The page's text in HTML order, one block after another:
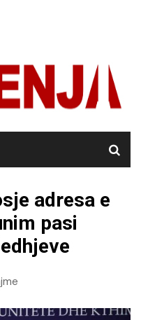
adresa e
pasi